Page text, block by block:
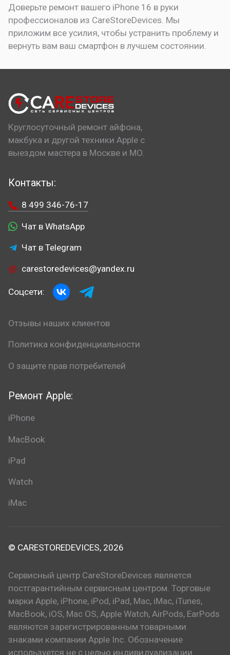
Доверьте ремонт вашего iPhone 16 в руки
профессионалов из CareStoreDevices. Мы
приложим все усилия, чтобы устранить проблему и
вернуть вам ваш смартфон в лучшем состоянии.
Круглосуточный ремонт айфона,
макбука и другой техники Apple с
выездом мастера в Москве и МО.
Ремонт Apple:
iPhone
MacBook
iPad
Watch
iMac
Контакты:
8 499 346-76-17
Чат в WhatsApp
Чат в Telegram
carestoredevices@yandex.ru
Соцсети:
Отзывы наших клиентов
Политика конфиденциальности
О защите прав потребителей
© CARESTOREDEVICES, 2026
Сервисный центр CareStoreDevices является
постгарантийным сервисным центром. Торговые
марки Apple, iPhone, iPod, iPad, Mac, iMac, iTunes,
MacBook, iOS, Mac OS, Apple Watch, AirPods, EarPods
являются зарегистрированным товарными
знаками компании Apple Inc. Обозначение
используется не с целью индивидуализации